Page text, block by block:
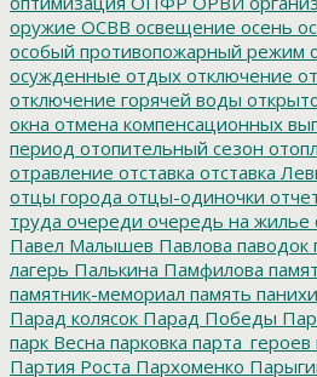
оружие ОСВВ освещение осень
особый противопожарный режим
осужденные отдых отключение
отключение горячей воды
окна отмена компенсационных
период отопительный сезон
отравление отставка отставка
отцы города отцы-одиночки
труда очереди очередь на жилье
Павел Малышев Павлова паводок
лагерь Палькина Памфилова
памятник-мемориал память
Парад колясок Парад Победы
парк Весна парковка парта_героев
Партия Роста Пархоменко